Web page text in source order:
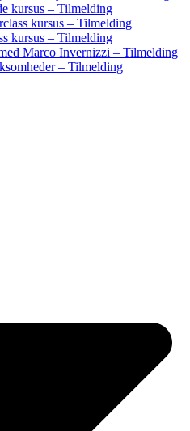
kursus – Tilmelding
kursus – Tilmelding
kursus – Tilmelding
Marco Invernizzi – Tilmelding
– Tilmelding